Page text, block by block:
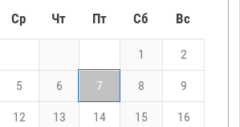
Ср Чт Пт Сб Вс
1 2
5 6 7 8 9
12 13 14 15 16